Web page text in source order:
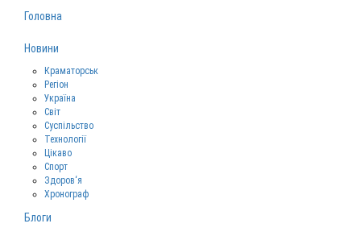
Головна
Новини
Краматорськ
Регіон
Україна
Світ
Суспільство
Технології
Цікаво
Спорт
Здоров‘я
Хронограф
Блоги